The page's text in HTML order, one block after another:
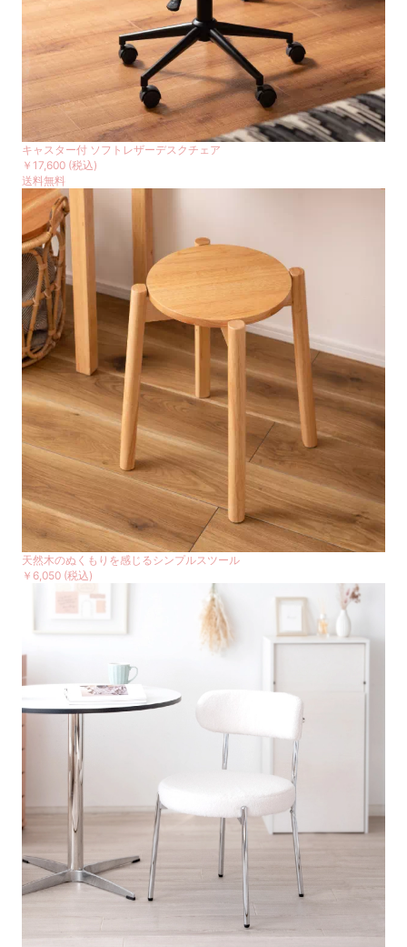
キャスター付 ソフトレザーデスクチェア
￥17,600 (税込)
送料無料
天然木のぬくもりを感じるシンプルスツール
￥6,050 (税込)